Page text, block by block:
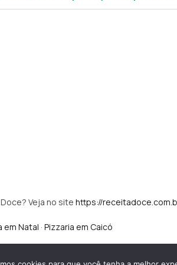
Veja no site https://
em Natal · Pizzaria em Caicó
de Privacidade Politicas